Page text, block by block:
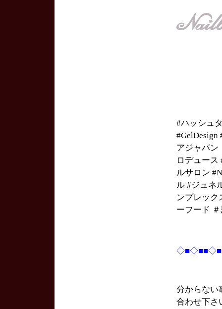
#ハッシュ
#GelDesign
アジャパン
ロデュース
ルサロン
ル #ジュネ
ンプレック
ーフード
分からない
合わせ下さ